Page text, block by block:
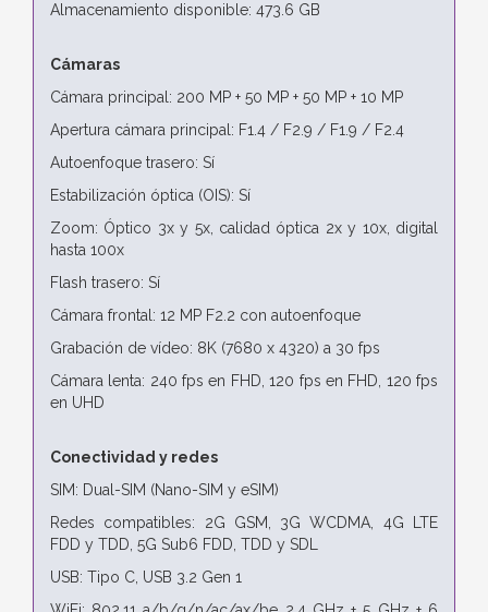
Almacenamiento disponible: 473.6 GB
Cámaras
Cámara principal: 200 MP + 50 MP + 50 MP + 10 MP
Apertura cámara principal: F1.4 / F2.9 / F1.9 / F2.4
Autoenfoque trasero: Sí
Estabilización óptica (OIS): Sí
Zoom: Óptico 3x y 5x, calidad óptica 2x y 10x, digital
hasta 100x
Flash trasero: Sí
Cámara frontal: 12 MP F2.2 con autoenfoque
Grabación de vídeo: 8K (7680 x 4320) a 30 fps
Cámara lenta: 240 fps en FHD, 120 fps en FHD, 120 fps
en UHD
Conectividad y redes
SIM: Dual-SIM (Nano-SIM y eSIM)
Redes compatibles: 2G GSM, 3G WCDMA, 4G LTE
FDD y TDD, 5G Sub6 FDD, TDD y SDL
USB: Tipo C, USB 3.2 Gen 1